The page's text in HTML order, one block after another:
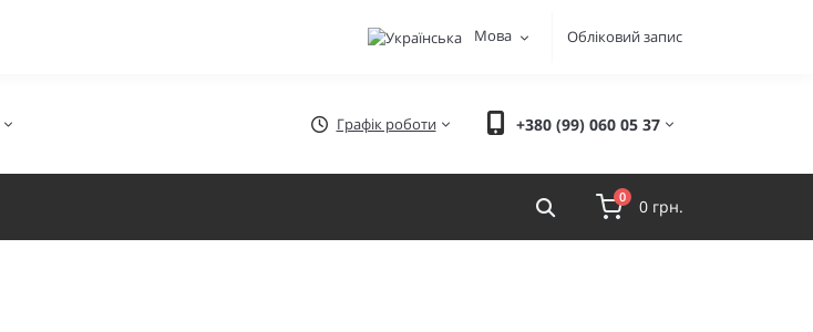
Мова Обліковий запис
Графік роботи +380 (99) 060 05 37
0 0 грн.